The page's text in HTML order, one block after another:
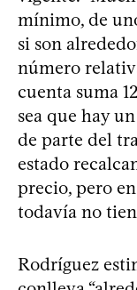
mínimo, de
si son
número
cuenta suma
sea que hay
de parte del
estado
precio, pero
todavía no
Rodríguez